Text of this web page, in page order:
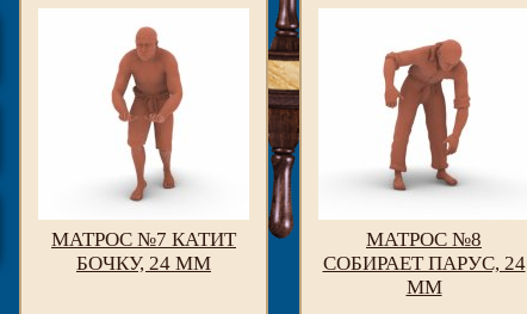
МАТРОС №7 КАТИТ
БОЧКУ, 24 ММ
МАТРОС №8
СОБИРАЕТ ПАРУС, 24
ММ